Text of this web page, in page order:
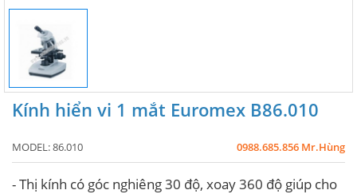
Kính hiển vi 1 mắt Euromex B86.010
MODEL:86.010 0988.685.856 Mr.Hùng
- Thị kính có góc nghiêng 30 độ, xoay 360 độ giúp cho